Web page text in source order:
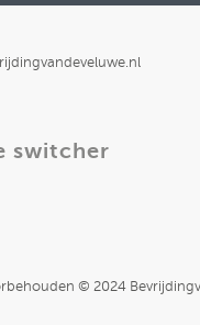
switcher
© 2024